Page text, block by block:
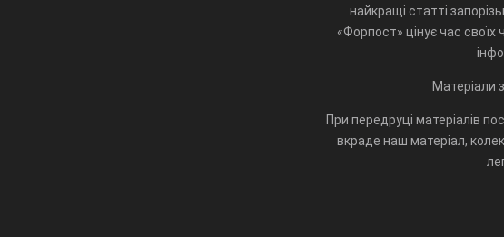
найкращі статті
«Форпост» цінує час
Матеріали
При передруці матеріалів
вкраде наш матеріал,